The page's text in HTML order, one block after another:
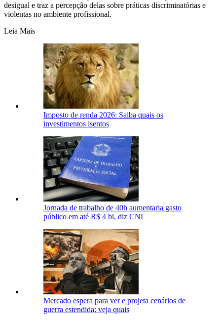
desigual e traz a percepção delas sobre práticas discriminatórias e
violentas no ambiente profissional.
Leia Mais
Imposto de renda 2026: Saiba quais os
investimentos isentos
Jornada de trabalho de 40h aumentaria gasto
público em até R$ 4 bi, diz CNI
Mercado espera para ver e projeta cenários de
guerra estendida; veja quais